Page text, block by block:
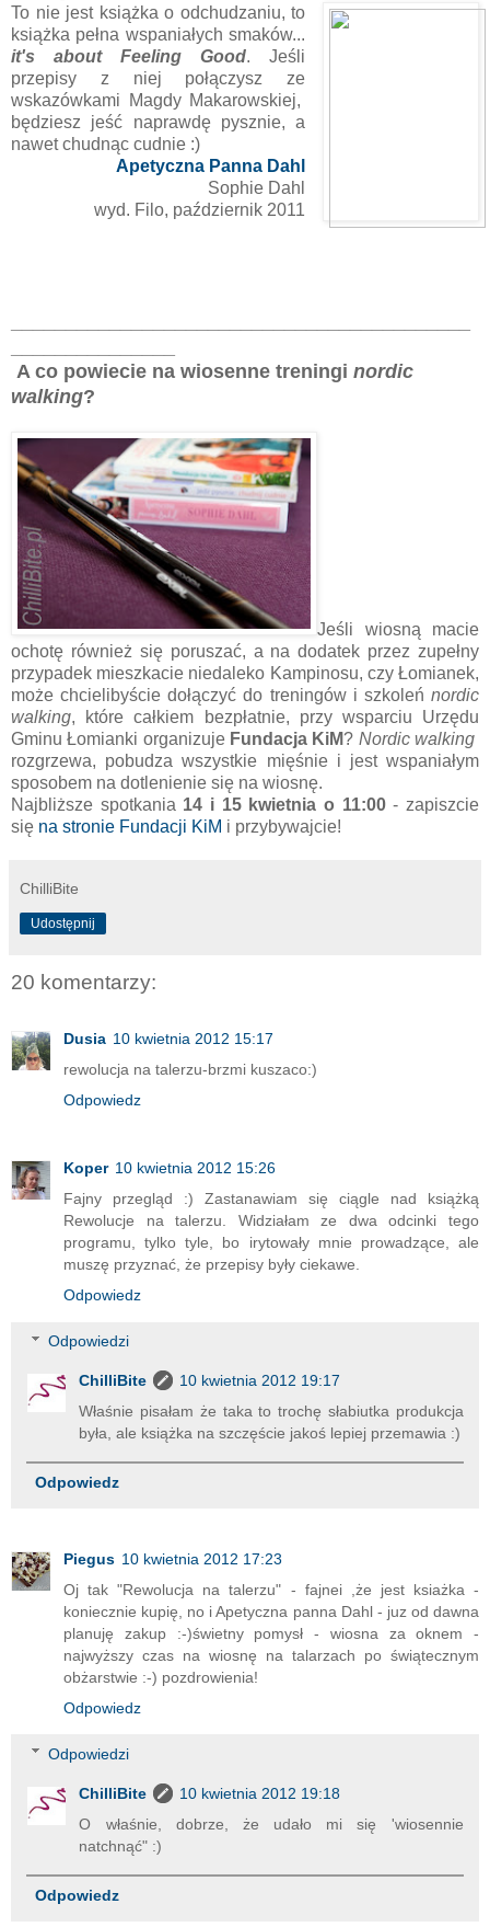
To nie jest książka o odchudzaniu, to
książka pełna wspaniałych smaków...
it's about Feeling Good. Jeśli
przepisy z niej połączysz ze
wskazówkami Magdy Makarowskiej,
będziesz jeść naprawdę pysznie, a
nawet chudnąc cudnie :)
Apetyczna Panna Dahl
Sophie Dahl
wyd. Filo, październik 2011
A co powiecie na wiosenne treningi nordic
walking?
Jeśli wiosną macie
ochotę również się poruszać, a na dodatek przez zupełny
przypadek mieszkacie niedaleko Kampinosu, czy Łomianek,
może chcielibyście dołączyć do treningów i szkoleń nordic
walking, które całkiem bezpłatnie, przy wsparciu Urzędu
Gminu Łomianki organizuje Fundacja KiM? Nordic walking
rozgrzewa, pobudza wszystkie mięśnie i jest wspaniałym
sposobem na dotlenienie się na wiosnę.
Najbliższe spotkania 14 i 15 kwietnia o 11:00- zapiszcie
się na stronie Fundacji KiM i przybywajcie!
ChilliBite
Udostępnij
20 komentarzy:
Dusia 10 kwietnia 2012 15:17
rewolucja na talerzu-brzmi kuszaco:)
Odpowiedz
Koper 10 kwietnia 2012 15:26
Fajny przegląd :) Zastanawiam się ciągle nad książką
Rewolucje na talerzu. Widziałam ze dwa odcinki tego
programu, tylko tyle, bo irytowały mnie prowadzące, ale
muszę przyznać, że przepisy były ciekawe.
Odpowiedz
Odpowiedzi
ChilliBite
10 kwietnia 2012 19:17
Właśnie pisałam że taka to trochę słabiutka produkcja
była, ale książka na szczęście jakoś lepiej przemawia :)
Odpowiedz
Piegus 10 kwietnia 2012 17:23
Oj tak "Rewolucja na talerzu" - fajnei ,że jest ksiażka -
koniecznie kupię, no i Apetyczna panna Dahl - juz od dawna
planuję zakup :-)świetny pomysł - wiosna za oknem -
najwyższy czas na wiosnę na talarzach po świątecznym
obżarstwie :-) pozdrowienia!
Odpowiedz
Odpowiedzi
ChilliBite
10 kwietnia 2012 19:18
O właśnie, dobrze, że udało mi się 'wiosennie
natchnąć" :)
Odpowiedz